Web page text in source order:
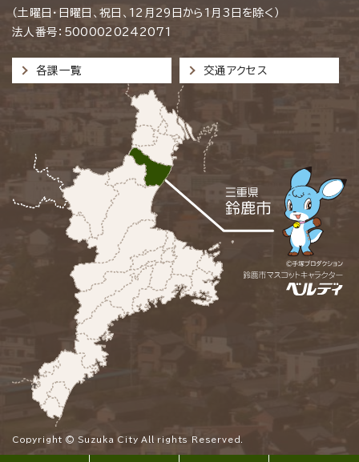
（土曜日・日曜日、祝日、12月29日から1月3日を除く）
法人番号：5000020242071
各課一覧 交通アクセス
Copyright © Suzuka City All rights Reserved.